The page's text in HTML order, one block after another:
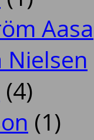
Aasa
Nielsen
(4)
(1)